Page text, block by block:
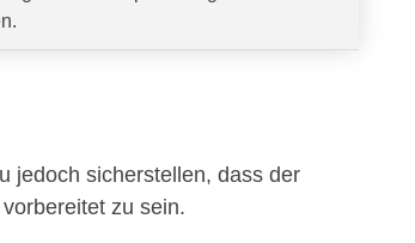
jedoch sicherstellen, dass der
zu sein.